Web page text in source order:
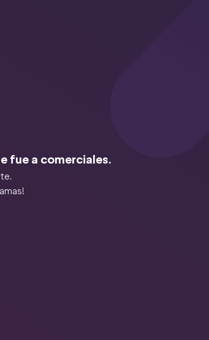
fue a comerciales.